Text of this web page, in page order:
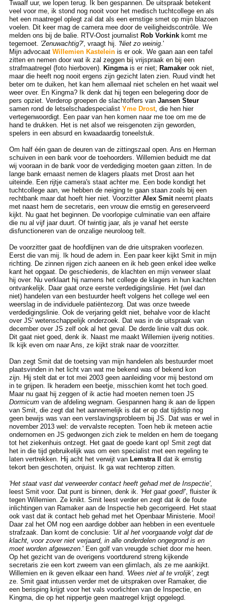
Twaalf uur, we lopen terug. Ik ben gespannen. De uitspraak betekent
veel voor me, ik stond nog nooit voor het medisch tuchtcollege en als
het een maatregel oplegt zal dat als een ernstige smet op mijn blazoen
voelen. Dit keer mag de camera mee door de veiligheidscontrôle. We
melden ons bij de balie. RTV-Oost journalist Rob Vorkinkkomt me
tegemoet. 'Zenuwachtig?', vraagt hij. 'Niet zo weinig.'
Mijn advocaat Willemien Kasteleinis er ook. We gaan aan een tafel
zitten en nemen door wat ik zal zeggen bij vrijspraak en bij een
strafmaatregel (foto hierboven). Kingmais er niet; Ramakerook niet,
maar die heeft nog nooit ergens zijn gezicht laten zien. Ruud vindt het
beter om te duiken, het kan hem allemaal niet schelen en het waait wel
weer over. En Kingma? Ik denk dat hij tegen een belegering door de
pers opziet. Verderop groepen de slachtoffers vanJansen Steur
samen rond de letselschadespecialist Yme Drost, die hen hier
vertegenwoordigt. Een paar van hen komen naar me toe om me de
hand te drukken. Het is net alsof we reisgenoten zijn geworden,
spelers in een absurd en kwaadaardig toneelstuk.
Om half één gaan de deuren van de zittingszaal open. Ans en Herman
schuiven in een bank voor de toehoorders. Willemien beduidt me dat
wij vooraan in de bank voor de verdediging moeten gaan zitten. In de
lange bank ernaast nemen de klagers plaats met Drost aan het
uiteinde. Een rijtje camera's staat achter me. Een bode kondigt het
tuchtcollege aan, we hebben de neiging te gaan staan zoals bij een
rechtbank maar dat hoeft hier niet. Voorzitter Alex Smitneemt plaats
met naast hem de secretaris, een vrouw die ernstig en gereserveerd
kijkt. Nu gaat het beginnen. De voorlopige culminatie van een affaire
die nu al vijf jaar duurt. Of twintig jaar, als je vanaf het eerste
disfunctioneren van de onzalige neuroloog telt.
De voorzitter gaat de hoofdlijnen van de drie uitspraken voorlezen.
Eerst die van mij. Ik houd de adem in. Een paar keer kijkt Smit in mijn
richting. De zinnen rijgen zich aaneen en ik heb geen enkel idee welke
kant het opgaat. De geschiedenis, de klachten en mijn verweer slaat
hij over. Nu verklaart hij namens het college de klagers in hun kachten
ontvankelijk. Daar gaat onze eerste verdedigingslinie. Het (wel dan
niet) handelen van een bestuurder heeft volgens het college wel een
weerslag in de individuele patiëntezorg. Dat was onze tweede
verdedigingslinie. Ook de verjaring geldt niet, behalve voor de klacht
over JS' wetenschappelijk onderzoek. Dat was in de uitspraak van
december over JS zelf ook al het geval. De derde linie valt dus ook.
Dit gaat niet goed, denk ik. Naast me maakt Willemien ijverig notities.
Ik kijk even om naar Ans, ze kijkt strak naar de voorzitter.
Dan zegt Smit dat de toetsing van mijn handelen als bestuurder moet
plaatsvinden in het licht van wat me bekend was of bekend kon
zijn. Hij stelt dat er tot mei 2003 geen aanleiding voor mij bestond om
in te grijpen. Ik heradem een beetje, misschien komt het toch goed.
Maar nu gaat hij zeggen of ik actie had moeten nemen toen JS
Dormicumvan de afdeling wegnam. Gespannen hang ik aan de lippen
van Smit, die zegt dat het aannemelijk is dat er op dat tijdstip nog
geen bewijs was van een verslavingsprobleem bij JS. Dat was er wel in
november 2013 wel: de vervalste recepten. Toen heb ik meteen actie
ondernomen en JS gedwongen zich ziek te melden en hem de toegang
tot het ziekenhuis ontzegt. Het gaat de goede kant op! Smit zegt dat
het in die tijd gebruikelijk was om een specialist met een regeling te
laten vertrekken. Hij acht het verwijt van Lemstra II dat ik ernstig
tekort ben geschoten, onjuist. Ik ga wat rechterop zitten.
'Het staat vast dat verweerder contact heeft gehad met de Inspectie',
leest Smit voor. Dat punt is binnen, denk ik. 'Het gaat goed!', fluister ik
tegen Willemien. Ze knikt. Smit leest verder en zegt dat ik de foute
inlichtingen van Ramaker aan de Inspectie heb gecorrigeerd. Het staat
ook vast dat ik contact heb gehad met het Openbaar Ministerie. Mooi!
Daar zal het OM nog een aardige dobber aan hebben in een eventuele
strafzaak. Dan komt de conclusie: 'Uit al het voorgaande volgt dat de
klacht, voor zover niet verjaard, in alle onderdelen ongegrond is en
moet worden afgewezen.' Een golf van vreugde schiet door me heen.
Op het gezicht van de overigens voortdurend streng kijkende
secretaris zie een kort zweem van een glimlach, als ze me aankijkt.
Willemien en ik geven elkaar een hand. 'Wees niet al te vrolijk', zegt
ze. Smit gaat intussen verder met de uitspraken over Ramaker, die
een berisping krijgt voor het vals voorlichten van de Inspectie, en
Kingma, die op het nippertje geen maatregel krijgt opgelegd.